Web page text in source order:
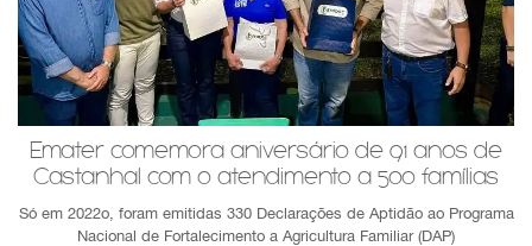
Emater comemora aniversário de 91 anos de
Castanhal com o atendimento a 500 famílias
Só em 2022o, foram emitidas 330 Declarações de Aptidão ao Programa
Nacional de Fortalecimento a Agricultura Familiar (DAP)